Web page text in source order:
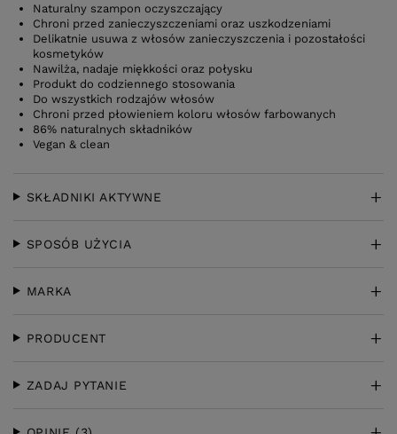
Naturalny szampon oczyszczający
Chroni przed zanieczyszczeniami oraz uszkodzeniami
Delikatnie usuwa z włosów zanieczyszczenia i pozostałości
kosmetyków
Nawilża, nadaje miękkości oraz połysku
Produkt do codziennego stosowania
Do wszystkich rodzajów włosów
Chroni przed płowieniem koloru włosów farbowanych
86% naturalnych składników
Vegan & clean
SKŁADNIKI AKTYWNE
SPOSÓB UŻYCIA
MARKA
PRODUCENT
ZADAJ PYTANIE